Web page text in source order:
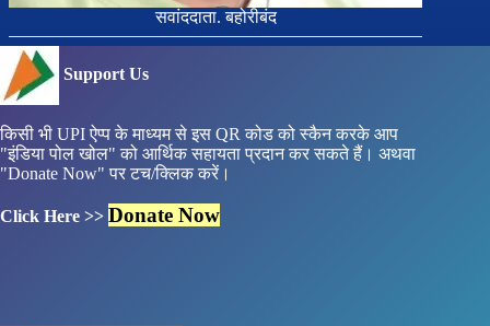
सवांददाता. बहोरीबंद
Support Us
किसी भी UPI ऐप्प के माध्यम से इस QR कोड को स्कैन करके आप
"इंडिया पोल खोल" को आर्थिक सहायता प्रदान कर सकते हैं। अथवा
"Donate Now" पर टच/क्लिक करें।
Click Here >> Donate Now